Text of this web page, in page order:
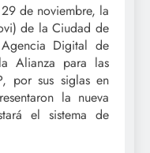
de noviembre, la
de la Ciudad de
Digital de
Alianza para las
por sus siglas en
la nueva
el sistema de